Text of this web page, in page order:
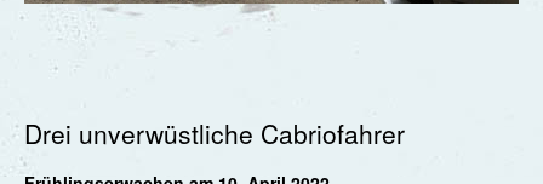
Drei unverwüstliche Cabriofahrer